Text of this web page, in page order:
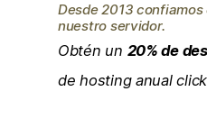
Desde 2013
nuestro servidor.
Obtén un 20% de
de hosting anual